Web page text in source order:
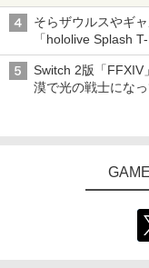
「特製ガーリック
そらザウルスやギ
「hololive Splash
ライン販売開始
Switch 2版「FFXIV
漠で光の戦士にな